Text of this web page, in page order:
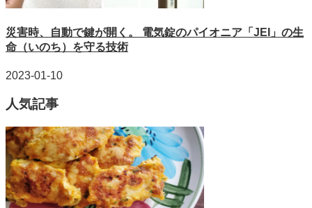
災害時、自動で鍵が開く。 電気錠のパイオニア「JEI」の生
命（いのち）を守る技術
2023-01-10
人気記事